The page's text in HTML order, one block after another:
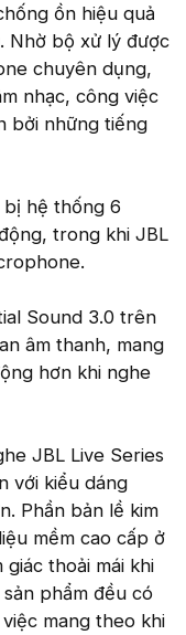
ồn hiệu quả
Nhờ bộ xử lý được
chuyên dụng,
nhạc, công việc
bởi những tiếng
bị hệ thống 6
trong khi JBL
Sound 3.0 trên
âm thanh, mang
hơn khi nghe
JBL Live Series
với kiểu dáng
Phần bản lề kim
mềm cao cấp ở
giác thoải mái khi
phẩm đều có
mang theo khi